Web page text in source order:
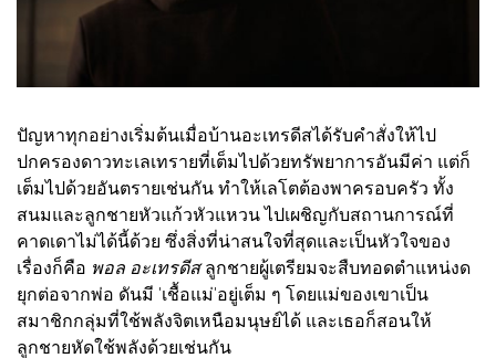
ปัญหาทุกอย่างเริ่มต้นเมื่อบ้านอะเทรดีสได้รับคำสั่งให้ไป
ปกครองดาวทะเลเทรายที่เต็มไปด้วยทรัพยาการอันมีค่า แต่ก็
เต็มไปด้วยอันตรายเช่นกัน ทำให้เลโตต้องพาครอบครัว ทั้ง
สนมและลูกชายหัวแก้วหัวแหวน ไปเผชิญกับสถานการณ์ที่
คาดเดาไม่ได้นี้ด้วย ซึ่งสิ่งที่น่าสนใจที่สุดและเป็นหัวใจของ
เรื่องก็คือ พอล อะเทรดีสลูกชายผู้เตรียมจะสืบทอดตำแหน่งด
ยุกต่อจากพ่อ ดันมี 'เชื้อแม่'อยู่เต็ม ๆ โดยแม่ของเขาเป็น
สมาชิกกลุ่มที่ใช้พลังจิตเหนือมนุษย์ได้ และเธอก็สอนให้
ลูกชายหัดใช้พลังด้วยเช่นกัน